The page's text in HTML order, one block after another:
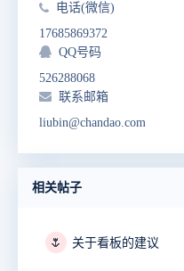
电话(微信)
17685869372
QQ号码
526288068
联系邮箱
liubin@chandao.com
相关帖子
🌷 关于看板的建议